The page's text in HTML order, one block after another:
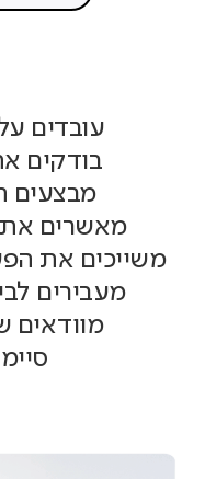
עובדים
בודקים
מבצעים
מאשרים
משייכים את
מעבירים
מוודאים